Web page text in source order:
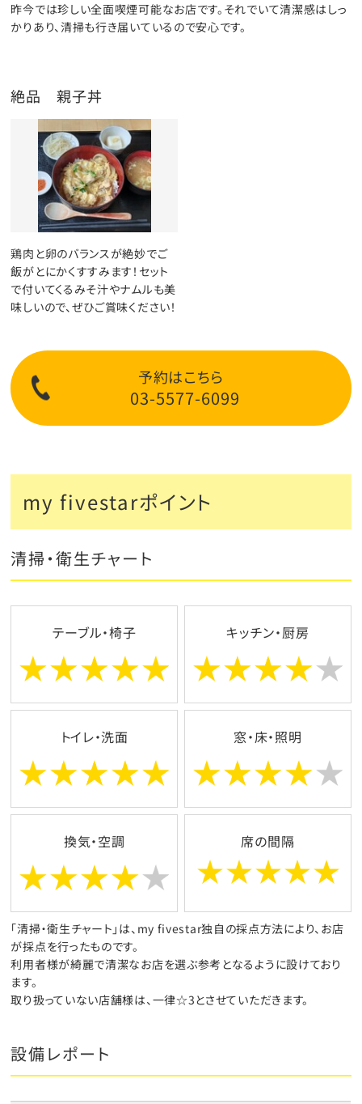
昨今では珍しい全面喫煙可能なお店です。それでいて清潔感はしっ
かりあり、清掃も行き届いているので安心です。
絶品 親子丼
鶏肉と卵のバランスが絶妙でご
飯がとにかくすすみます！セット
で付いてくるみそ汁やナムルも美
味しいので、ぜひご賞味ください！
予約はこちら
03-5577-6099
my fivestarポイント
清掃・衛生チャート
テーブル・椅子 キッチン・厨房
トイレ・洗面 窓・床・照明
換気・空調 席の間隔
「清掃・衛生チャート」は、my fivestar独自の採点方法により、お店
が採点を行ったものです。
利用者様が綺麗で清潔なお店を選ぶ参考となるように設けており
ます。
取り扱っていない店舗様は、一律☆3とさせていただきます。
設備レポート